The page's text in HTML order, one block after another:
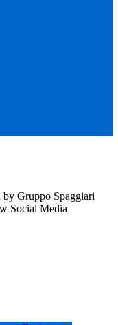
Gruppo Spaggiari
Social Media